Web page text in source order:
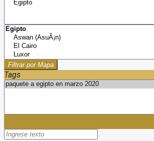
Filtrar por Mapa
Tags